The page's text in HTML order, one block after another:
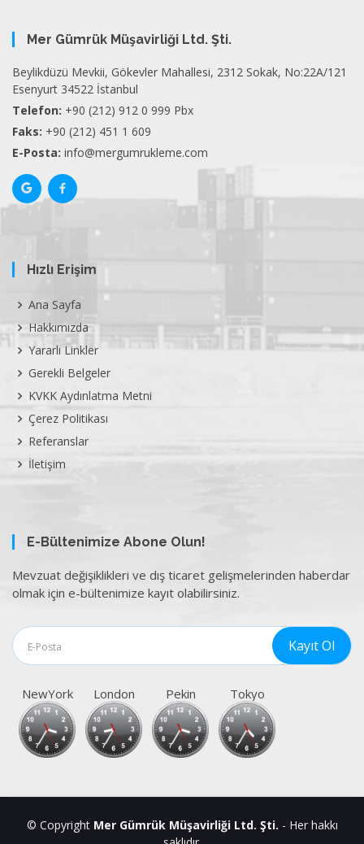
Mer Gümrük Müşavirliği Ltd. Şti.
Beylikdüzü Mevkii, Gökevler Mahallesi, 2312 Sokak, No:22A/121
Esenyurt 34522 İstanbul
Telefon: +90 (212) 912 0 999 Pbx
Faks: +90 (212) 451 1 609
E-Posta: info@mergumrukleme.com
Hızlı Erişim
Ana Sayfa
Hakkımızda
Yararlı Linkler
Gerekli Belgeler
KVKK Aydınlatma Metni
Çerez Politikası
Referanslar
İletişim
E-Bültenimize Abone Olun!
Mevzuat değişiklikleri ve dış ticaret gelişmelerinden haberdar
olmak için e-bültenimize kayıt olabilirsiniz.
NewYork London Pekin Tokyo
© Copyright Mer Gümrük Müşavirliği Ltd. Şti. - Her hakkı